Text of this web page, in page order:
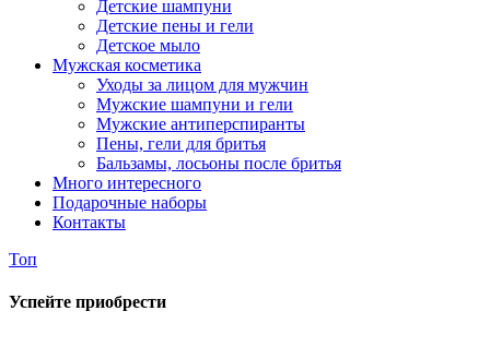
Детские шампуни
Детские пены и гели
Детское мыло
Мужская косметика
Уходы за лицом для мужчин
Мужские шампуни и гели
Мужские антиперспиранты
Пены, гели для бритья
Бальзамы, лосьоны после бритья
Много интересного
Подарочные наборы
Контакты
Топ
Успейте приобрести